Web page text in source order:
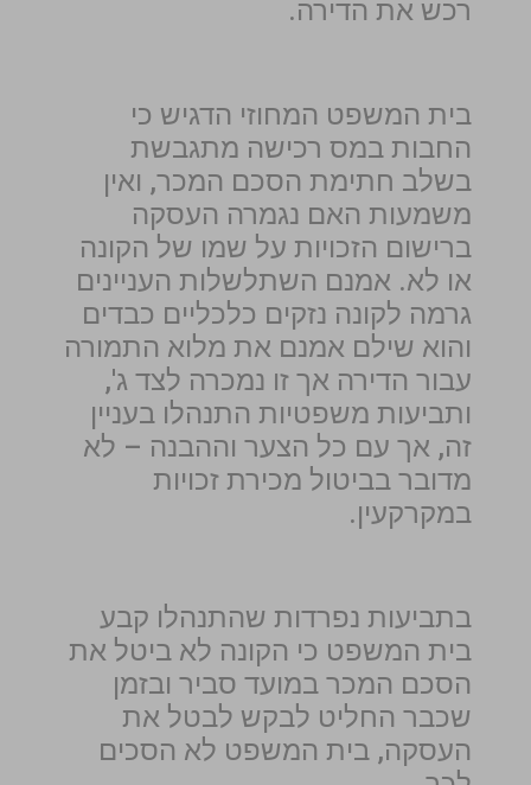
רכש את הדירה.
בית המשפט המחוזי הדגיש כי
החבות במס רכישה מתגבשת
בשלב חתימת הסכם המכר, ואין
משמעות האם נגמרה העסקה
ברישום הזכויות על שמו של הקונה
או לא. אמנם השתלשלות העניינים
גרמה לקונה נזקים כלכליים כבדים
והוא שילם אמנם את מלוא התמורה
עבור הדירה אך זו נמכרה לצד ג',
ותביעות משפטיות התנהלו בעניין
זה, אך עם כל הצער וההבנה – לא
מדובר בביטול מכירת זכויות
במקרקעין.
בתביעות נפרדות שהתנהלו קבע
בית המשפט כי הקונה לא ביטל את
הסכם המכר במועד סביר ובזמן
שכבר החליט לבקש לבטל את
העסקה, בית המשפט לא הסכים